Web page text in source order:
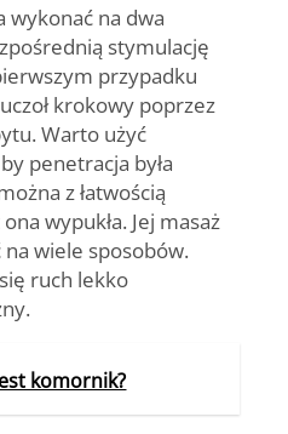
wykonać na dwa
stymulację
przypadku
krokowy poprzez
Warto użyć
penetracja była
z łatwością
wypukła. Jej masaż
wiele sposobów.
ruch lekko
komornik?